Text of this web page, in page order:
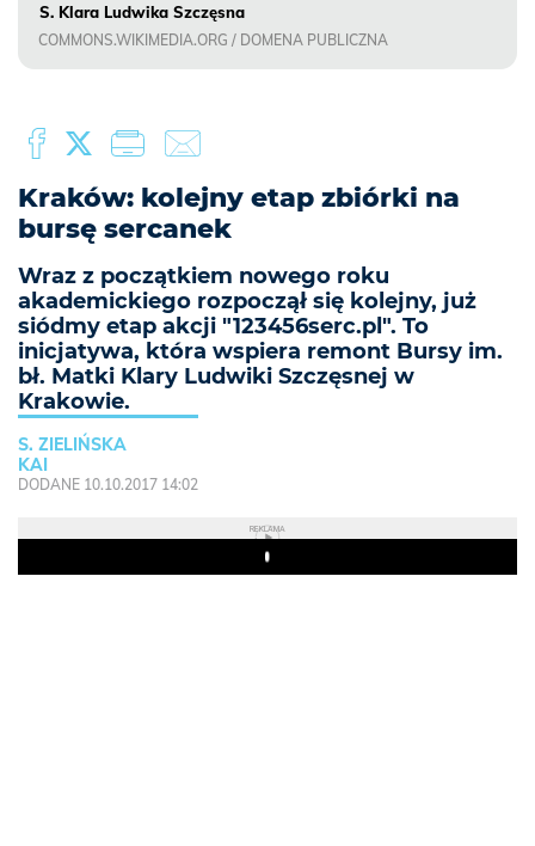
S. Klara Ludwika Szczęsna
COMMONS.WIKIMEDIA.ORG / DOMENA PUBLICZNA
Kraków: kolejny etap zbiórki na
bursę sercanek
Wraz z początkiem nowego roku
akademickiego rozpoczął się kolejny, już
siódmy etap akcji "123456serc.pl". To
inicjatywa, która wspiera remont Bursy im.
bł. Matki Klary Ludwiki Szczęsnej w
Krakowie.
S. ZIELIŃSKA
KAI
DODANE 10.10.2017 14:02
REKLAMA
Play